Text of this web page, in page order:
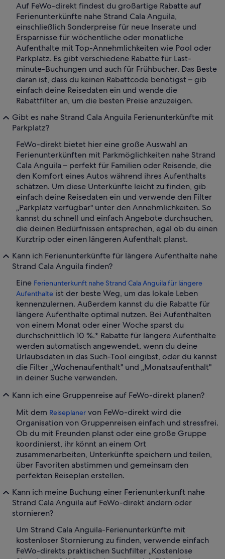
Auf FeWo-direkt findest du großartige Rabatte auf
Ferienunterkünfte nahe Strand Cala Anguila,
einschließlich Sonderpreise für neue Inserate und
Ersparnisse für wöchentliche oder monatliche
Aufenthalte mit Top-Annehmlichkeiten wie Pool oder
Parkplatz. Es gibt verschiedene Rabatte für Last-
minute-Buchungen und auch für Frühbucher. Das Beste
daran ist, dass du keinen Rabattcode benötigst – gib
einfach deine Reisedaten ein und wende die
Rabattfilter an, um die besten Preise anzuzeigen.
Gibt es nahe Strand Cala Anguila Ferienunterkünfte mit
Parkplatz?
FeWo-direkt bietet hier eine große Auswahl an
Ferienunterkünften mit Parkmöglichkeiten nahe Strand
Cala Anguila – perfekt für Familien oder Reisende, die
den Komfort eines Autos während ihres Aufenthalts
schätzen. Um diese Unterkünfte leicht zu finden, gib
einfach deine Reisedaten ein und verwende den Filter
„Parkplatz verfügbar" unter den Annehmlichkeiten. So
kannst du schnell und einfach Angebote durchsuchen,
die deinen Bedürfnissen entsprechen, egal ob du einen
Kurztrip oder einen längeren Aufenthalt planst.
Kann ich Ferienunterkünfte für längere Aufenthalte nahe
Strand Cala Anguila finden?
Eine Ferienunterkunft nahe Strand Cala Anguila für längere
Aufenthalte ist der beste Weg, um das lokale Leben
kennenzulernen. Außerdem kannst du die Rabatte für
längere Aufenthalte optimal nutzen. Bei Aufenthalten
von einem Monat oder einer Woche sparst du
durchschnittlich 10 %.* Rabatte für längere Aufenthalte
werden automatisch angewendet, wenn du deine
Urlaubsdaten in das Such-Tool eingibst, oder du kannst
die Filter „Wochenaufenthalt" und „Monatsaufenthalt"
in deiner Suche verwenden.
Kann ich eine Gruppenreise auf FeWo-direkt planen?
Mit dem Reiseplaner von FeWo-direkt wird die
Organisation von Gruppenreisen einfach und stressfrei.
Ob du mit Freunden planst oder eine große Gruppe
koordinierst, ihr könnt an einem Ort
zusammenarbeiten, Unterkünfte speichern und teilen,
über Favoriten abstimmen und gemeinsam den
perfekten Reiseplan erstellen.
Kann ich meine Buchung einer Ferienunterkunft nahe
Strand Cala Anguila auf FeWo-direkt ändern oder
stornieren?
Um Strand Cala Anguila-Ferienunterkünfte mit
kostenloser Stornierung zu finden, verwende einfach
FeWo-direkts praktischen Suchfilter „Kostenlose